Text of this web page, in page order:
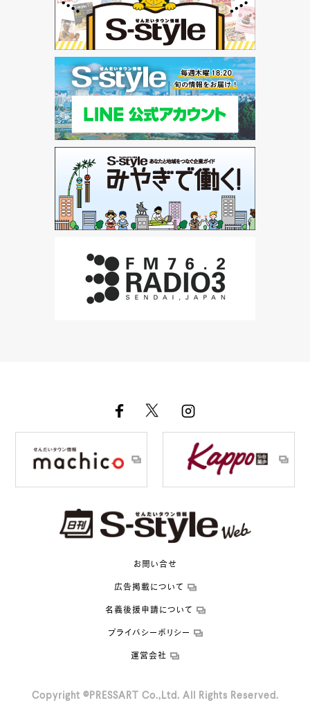
お問い合せ
広告掲載について
名義後援申請について
プライバシーポリシー
運営会社
Copyright ©PRESSART Co.,Ltd. All Rights Reserved.